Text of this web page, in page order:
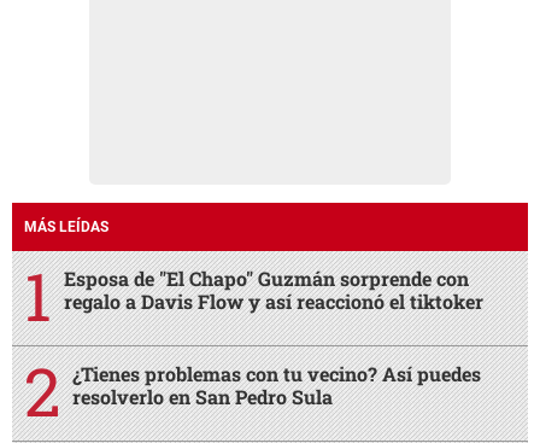
MÁS LEÍDAS
Esposa de "El Chapo" Guzmán sorprende con
regalo a Davis Flow y así reaccionó el tiktoker
¿Tienes problemas con tu vecino? Así puedes
resolverlo en San Pedro Sula